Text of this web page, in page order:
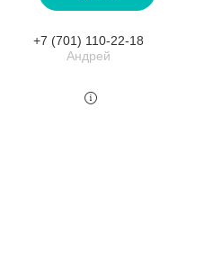
+7 (701) 110-22-18
Андрей